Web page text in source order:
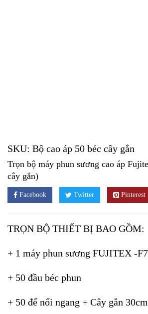
SKU: Bộ cao áp 50 béc cây gắn
Trọn bộ máy phun sương cao áp
cây gắn)
Facebook Twitter Pinterest
TRỌN BỘ THIẾT BỊ BAO GỒM:
+ 1 máy phun sương FUJITEX -
+ 50 đầu béc phun
+ 50 đế nối ngang + Cây gắn 30cm